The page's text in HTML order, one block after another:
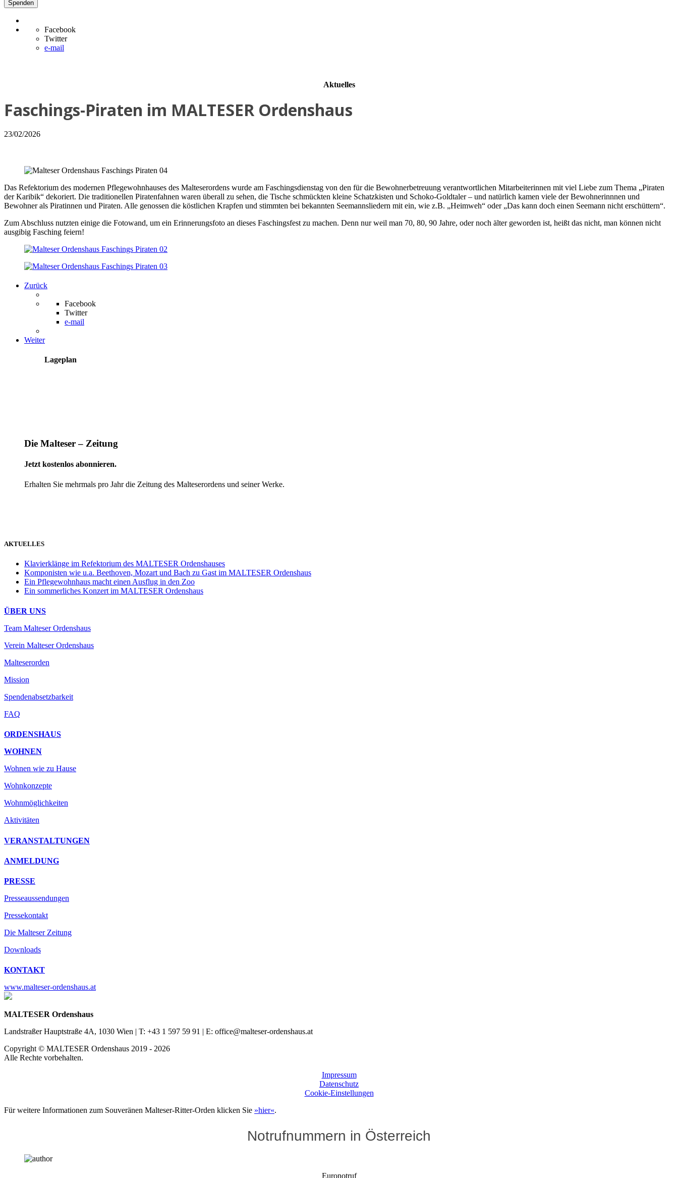
Spenden
Facebook
Twitter
e-mail
Aktuelles
Faschings-Piraten im MALTESER Ordenshaus
23/02/2026
Das Refektorium des modernen Pflegewohnhauses des Malteserordens wurde am Faschingsdienstag von den für die Bewohnerbetreuung verantwortlichen Mitarbeiterinnen mit viel Liebe zum Thema „Piraten
der Karibik“ dekoriert. Die traditionellen Piratenfahnen waren überall zu sehen, die Tische schmückten kleine Schatzkisten und Schoko-Goldtaler – und natürlich kamen viele der Bewohnerinnnen und
Bewohner als Piratinnen und Piraten. Alle genossen die köstlichen Krapfen und stimmten bei bekannten Seemannsliedern mit ein, wie z.B. „Heimweh“ oder „Das kann doch einen Seemann nicht erschüttern“.
Zum Abschluss nutzten einige die Fotowand, um ein Erinnerungsfoto an dieses Faschingsfest zu machen. Denn nur weil man 70, 80, 90 Jahre, oder noch älter geworden ist, heißt das nicht, man können nicht
ausgibig Fasching feiern!
Zurück
Facebook
Twitter
e-mail
Weiter
Lageplan
Die Malteser – Zeitung
Jetzt kostenlos abonnieren.
Erhalten Sie mehrmals pro Jahr die Zeitung des Malteserordens und seiner Werke.
AKTUELLES
Klavierklänge im Refektorium des MALTESER Ordenshauses
Komponisten wie u.a. Beethoven, Mozart und Bach zu Gast im MALTESER Ordenshaus
Ein Pflegewohnhaus macht einen Ausflug in den Zoo
Ein sommerliches Konzert im MALTESER Ordenshaus
ÜBER UNS
Team Malteser Ordenshaus
Verein Malteser Ordenshaus
Malteserorden
Mission
Spendenabsetzbarkeit
FAQ
ORDENSHAUS
WOHNEN
Wohnen wie zu Hause
Wohnkonzepte
Wohnmöglichkeiten
Aktivitäten
VERANSTALTUNGEN
ANMELDUNG
PRESSE
Presseaussendungen
Pressekontakt
Die Malteser Zeitung
Downloads
KONTAKT
www.malteser-ordenshaus.at
MALTESER Ordenshaus
Landstraßer Hauptstraße 4A, 1030 Wien | T: +43 1 597 59 91 | E: office@malteser-ordenshaus.at
Copyright © MALTESER Ordenshaus 2019 - 2026
Alle Rechte vorbehalten.
Impressum
Datenschutz
Cookie-Einstellungen
Für weitere Informationen zum Souveränen Malteser-Ritter-Orden klicken Sie »hier«.
Notrufnummern in Österreich
Euronotruf